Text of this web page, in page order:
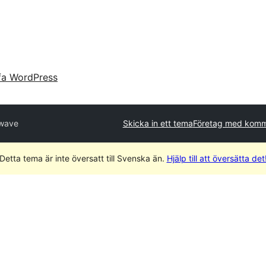
WordPress
Skicka in ett temaFöretag med
Detta tema är inte översatt till Svenska än. Hjälp till att översätta det!